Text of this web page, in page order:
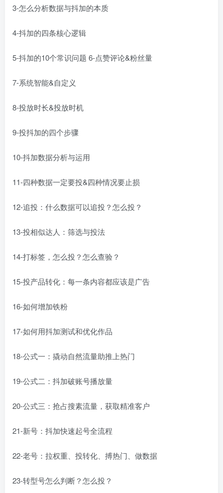
3-怎么分析数据与抖加的本质
4-抖加的四条核心逻辑
5-抖加的10个常识问题 6-点赞评论&粉丝量
7-系统智能&自定义
8-投放时长&投放时机
9-投抖加的四个步骤
10-抖加数据分析与运用
11-四种数据一定要投&四种情况要止损
12-追投：什么数据可以追投？怎么投？
13-投相似达人：筛选与投法
14-打标签，怎么投？怎么查验？
15-投产品转化：每一条内容都应该是广告
16-如何增加铁粉
17-如何用抖加测试和优化作品
18-公式一：撬动自然流量助推上热门
19-公式二：抖加破账号播放量
20-公式三：抢占搜素流量，获取精准客户
21-新号：抖加快速起号全流程
22-老号：拉权重、投转化、搏热门、做数据
23-转型号怎么判断？怎么投？